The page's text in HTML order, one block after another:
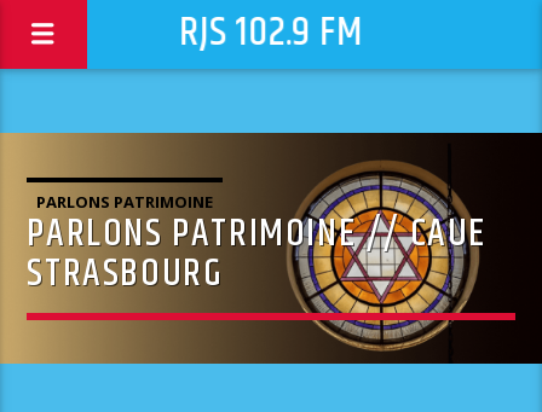
RJS 102.9 FM
PARLONS PATRIMOINE
PARLONS PATRIMOINE // CAUE
STRASBOURG